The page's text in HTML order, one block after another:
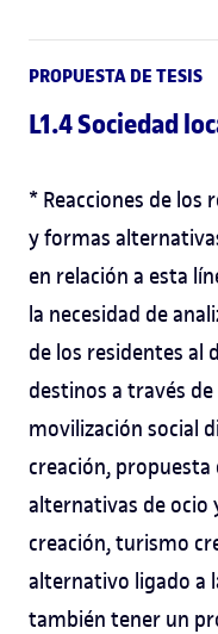
PROPUESTA DE TESIS
L1.4 Sociedad
* Reacciones de
y formas
en relación a esta
la necesidad de
de los residentes al
destinos a través
movilización social
creación,
alternativas de ocio
creación, turismo
alternativo ligado a
también tener un